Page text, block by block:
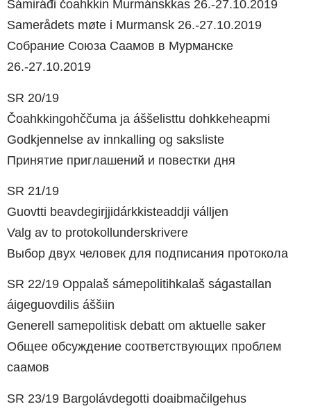
Sámiráđi čoahkkin Murmánskkas 26.-27.10.2019
Samerådets møte i Murmansk 26.-27.10.2019
Собрание Союза Саамов в Мурманске
26.-27.10.2019
SR 20/19
Čoahkkingohččuma ja áššelisttu dohkkeheapmi
Godkjennelse av innkalling og saksliste
Принятие приглашений и повестки дня
SR 21/19
Guovtti beavdegirjjidárkkisteaddji válljen
Valg av to protokollunderskrivere
Выбор двух человек для подписания протокола
SR 22/19 Oppalaš sámepolitihkalaš ságastallan
áigeguovdilis áššiin
Generell samepolitisk debatt om aktuelle saker
Общее обсуждение соответствующих проблем
саамов
SR 23/19 Bargolávdegotti doaibmačilgehus